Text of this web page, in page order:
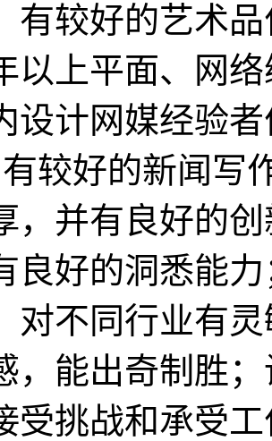
有较好的艺术
以上平面、网
设计网媒经验
较好的新闻写
，并有良好的
良好的洞悉能
对不同行业有
，能出奇制胜
受挑战和承受